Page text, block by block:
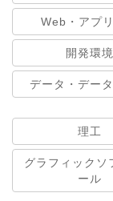
Web・アプ
開発環境
データ・デー
理工
グラフィックソ
ール